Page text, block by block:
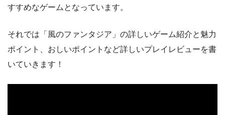
すすめなゲームとなっています。
それでは「風のファンタジア」の詳しいゲーム紹介と魅力
ポイント、おしいポイントなど詳しいプレイレビューを書
いていきます！